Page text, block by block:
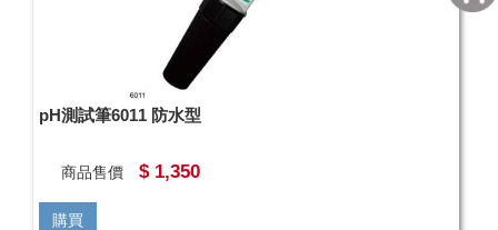
pH測試筆6011 防水型
商品售價 $ 1,350
購買